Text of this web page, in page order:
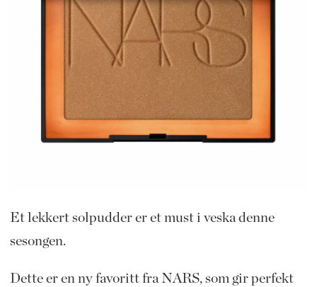
Et lekkert solpudder er et must i veska denne
sesongen.
Dette er en ny favoritt fra NARS, som gir perfekt